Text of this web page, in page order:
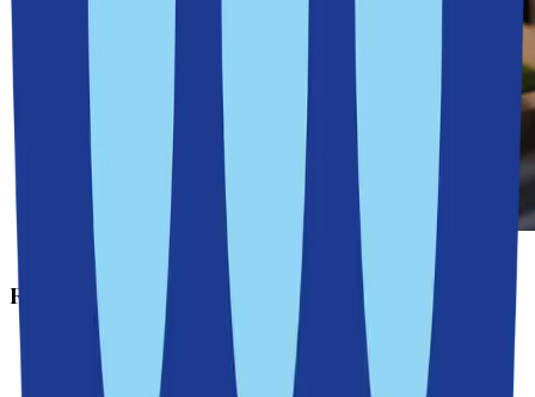
Läs mer
Redaktionens val
Nu kan Nacka bli superkommun igen
Tryggheten ökar i Nacka
Nacka Grace – nyproduktion i 1920-talsstil